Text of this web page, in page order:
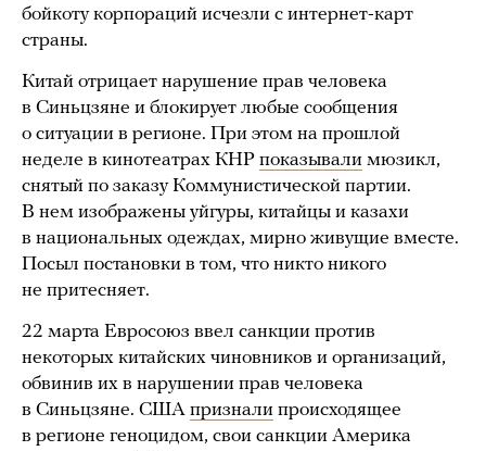
бойкоту корпораций исчезли с интернет-карт
страны.
Китай отрицает нарушение прав человека
в Синьцзяне и блокирует любые сообщения
о ситуации в регионе. При этом на прошлой
неделе в кинотеатрах КНР показывали мюзикл,
снятый по заказу Коммунистической партии.
В нем изображены уйгуры, китайцы и казахи
в национальных одеждах, мирно живущие вместе.
Посыл постановки в том, что никто никого
не притесняет.
22 марта Евросоюз ввел санкции против
некоторых китайских чиновников и организаций,
обвинив их в нарушении прав человека
в Синьцзяне. США признали происходящее
в регионе геноцидом, свои санкции Америка